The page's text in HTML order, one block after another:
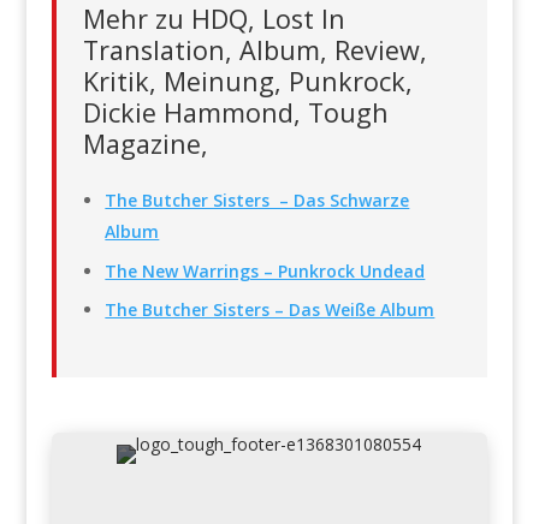
Mehr zu HDQ, Lost In
Translation, Album, Review,
Kritik, Meinung, Punkrock,
Dickie Hammond, Tough
Magazine,
The Butcher Sisters – Das Schwarze
Album
The New Warrings – Punkrock Undead
The Butcher Sisters – Das Weiße Album